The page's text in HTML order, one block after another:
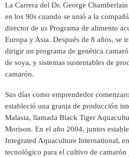
La Carrera del Dr. George
en los 90s cuando se unió a la
director de us Programa de alimento
Europa y Asia. Después de 8 años, se
dirigir un programa de genética
de soya, y sistemas sustentables de
camarón.
Sus días como emprendedor
estableció una granja de producción
Malasia, llamada Black Tiger
Morison. En el año 2004, juntos
Integrated Aquaculture International,
tecnológico para el cultivo de